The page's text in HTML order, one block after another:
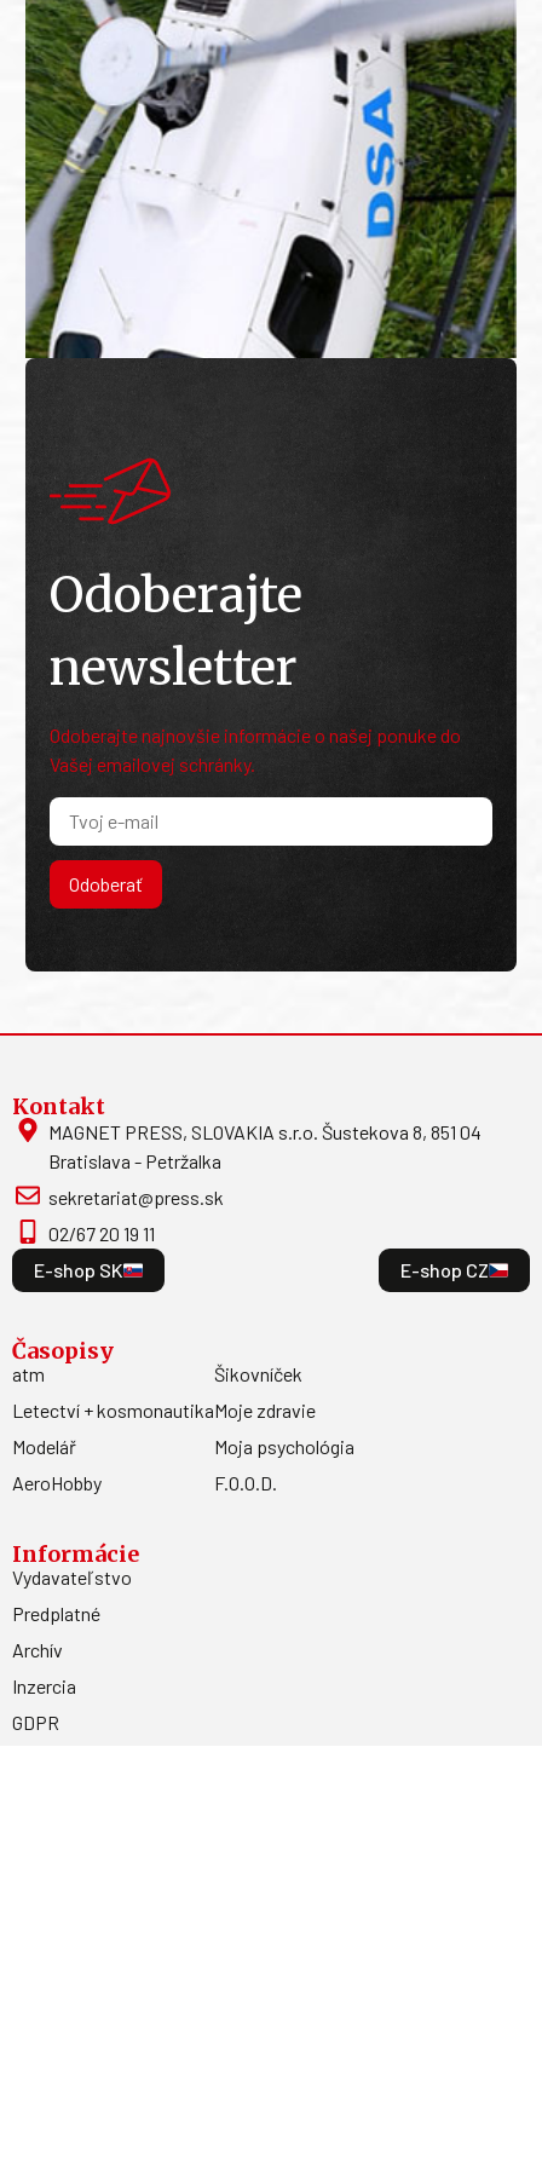
Odoberajte
newsletter
Odoberajte najnovšie informácie o našej ponuke do
Vašej emailovej schránky.
Odoberať
Kontakt
MAGNET PRESS, SLOVAKIA s.r.o. Šustekova 8, 851 04
Bratislava - Petržalka
sekretariat@press.sk
02/67 20 19 11
E-shop SK
E-shop CZ
Časopisy
atm
Letectví + kosmonautika
Modelář
AeroHobby
Šikovníček
Moje zdravie
Moja psychológia
F.O.O.D.
Informácie
Vydavateľstvo
Predplatné
Archív
Inzercia
GDPR